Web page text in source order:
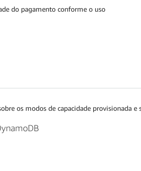
do pagamento conforme o uso
os modos de capacidade provisionada